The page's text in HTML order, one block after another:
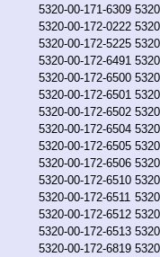
5320-00-171-6309
5320-00-172-0222
5320-00-172-5225
5320-00-172-6491
5320-00-172-6500
5320-00-172-6501
5320-00-172-6502
5320-00-172-6504
5320-00-172-6505
5320-00-172-6506
5320-00-172-6510
5320-00-172-6511
5320-00-172-6512
5320-00-172-6513
5320-00-172-6819